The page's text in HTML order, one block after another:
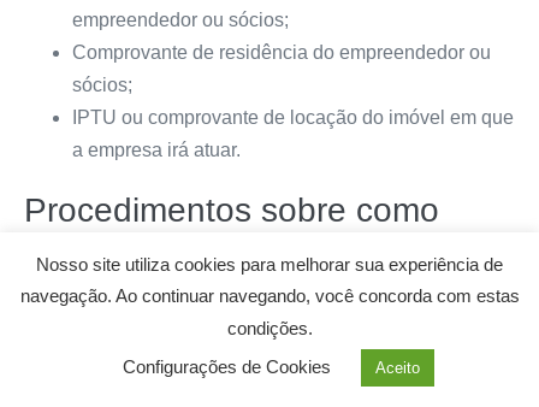
empreendedor ou sócios;
Comprovante de residência do empreendedor ou
sócios;
IPTU ou comprovante de locação do imóvel em que
a empresa irá atuar.
Procedimentos sobre como
abrir uma empresa em Matão
O empreendedor deve reunir esses documentos e levá-
los até a Junta Comercial do estado ou ao Cartório das
Pessoas Jurídicas. Lá, ele conseguirá registrar sua
Nosso site utiliza cookies para melhorar sua experiência de
navegação. Ao continuar navegando, você concorda com estas
condições.
Configurações de Cookies
Aceito